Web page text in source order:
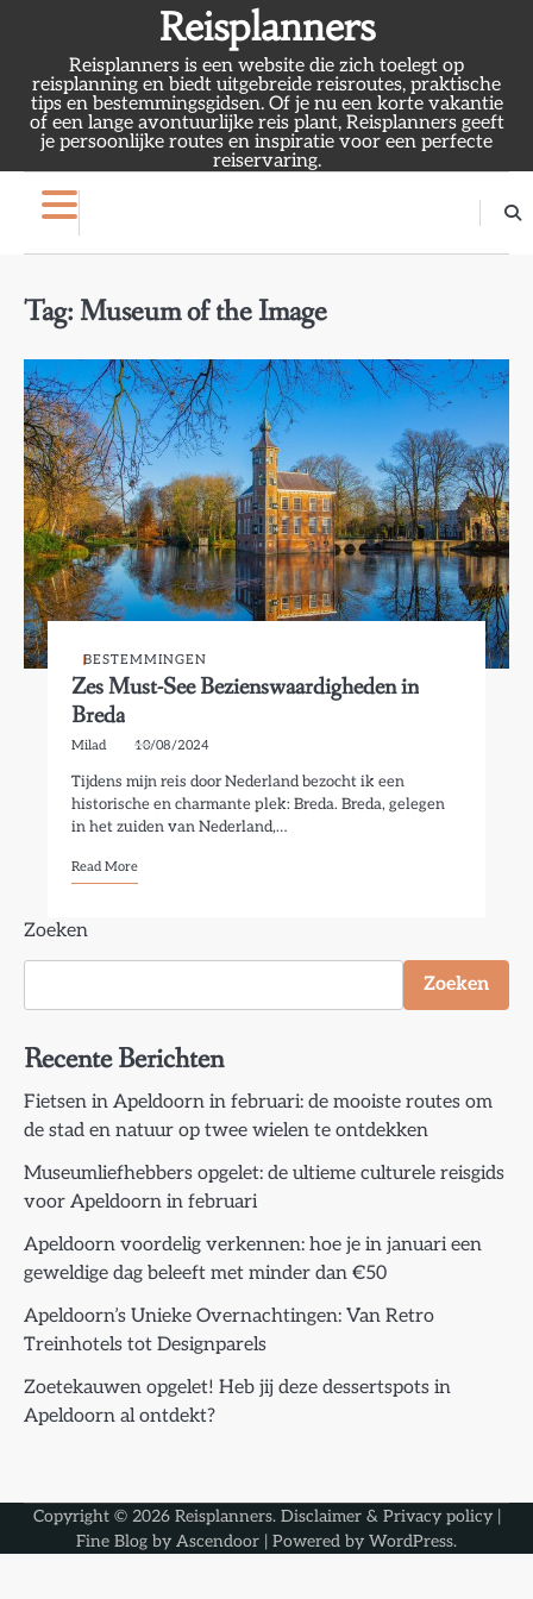
Reisplanners
Reisplanners is een website die zich toelegt op
reisplanning en biedt uitgebreide reisroutes, praktische
tips en bestemmingsgidsen. Of je nu een korte vakantie
of een lange avontuurlijke reis plant, Reisplanners geeft
je persoonlijke routes en inspiratie voor een perfecte
reiservaring.
Tag: Museum of the Image
BESTEMMINGEN
Zes Must-See Bezienswaardigheden in
Breda
Milad 10/08/2024
Tijdens mijn reis door Nederland bezocht ik een
historische en charmante plek: Breda. Breda, gelegen
in het zuiden van Nederland,…
Read More
Zoeken
Zoeken
Recente Berichten
Fietsen in Apeldoorn in februari: de mooiste routes om
de stad en natuur op twee wielen te ontdekken
Museumliefhebbers opgelet: de ultieme culturele reisgids
voor Apeldoorn in februari
Apeldoorn voordelig verkennen: hoe je in januari een
geweldige dag beleeft met minder dan €50
Apeldoorn’s Unieke Overnachtingen: Van Retro
Treinhotels tot Designparels
Zoetekauwen opgelet! Heb jij deze dessertspots in
Apeldoorn al ontdekt?
Copyright © 2026 Reisplanners. Disclaimer & Privacy policy|
Fine Blog by Ascendoor | Powered by WordPress.